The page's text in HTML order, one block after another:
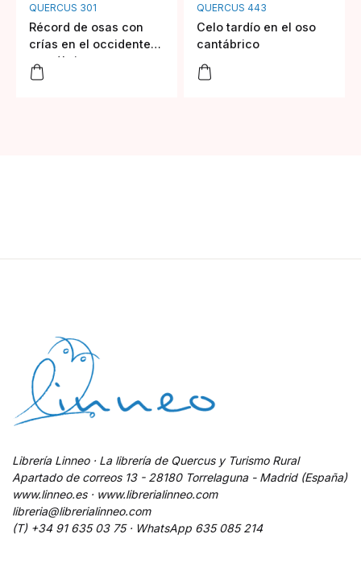
QUERCUS 301
Récord de osas con
crías en el occidente
cantábrico
QUERCUS 443
Celo tardío en el oso
cantábrico
Librería Linneo · La librería de Quercus y Turismo Rural
Apartado de correos 13 - 28180 Torrelaguna - Madrid (España)
www.linneo.es · www.librerialinneo.com
libreria@librerialinneo.com
(T) +34 91 635 03 75 · WhatsApp 635 085 214